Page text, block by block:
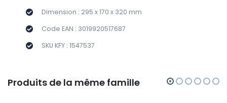
Dimension : 295 x 170 x 320 mm
Code EAN : 3019920517687
SKU KFY : 1547537
Produits de la même famille